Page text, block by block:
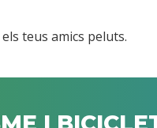
teus amics peluts.